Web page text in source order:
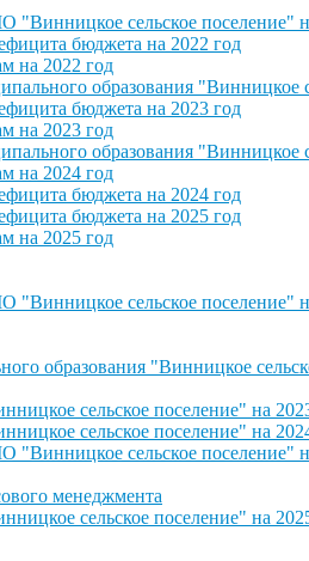
сельское поселение"
бюджета на 2022 год
на 2022 год
образования "Винницкое
бюджета на 2023 год
на 2023 год
образования "Винницкое
на 2024 год
бюджета на 2024 год
бюджета на 2025 год
на 2025 год
сельское поселение"
образования "Винницкое
сельское поселение" на
сельское поселение" на
сельское поселение"
менеджмента
сельское поселение" на